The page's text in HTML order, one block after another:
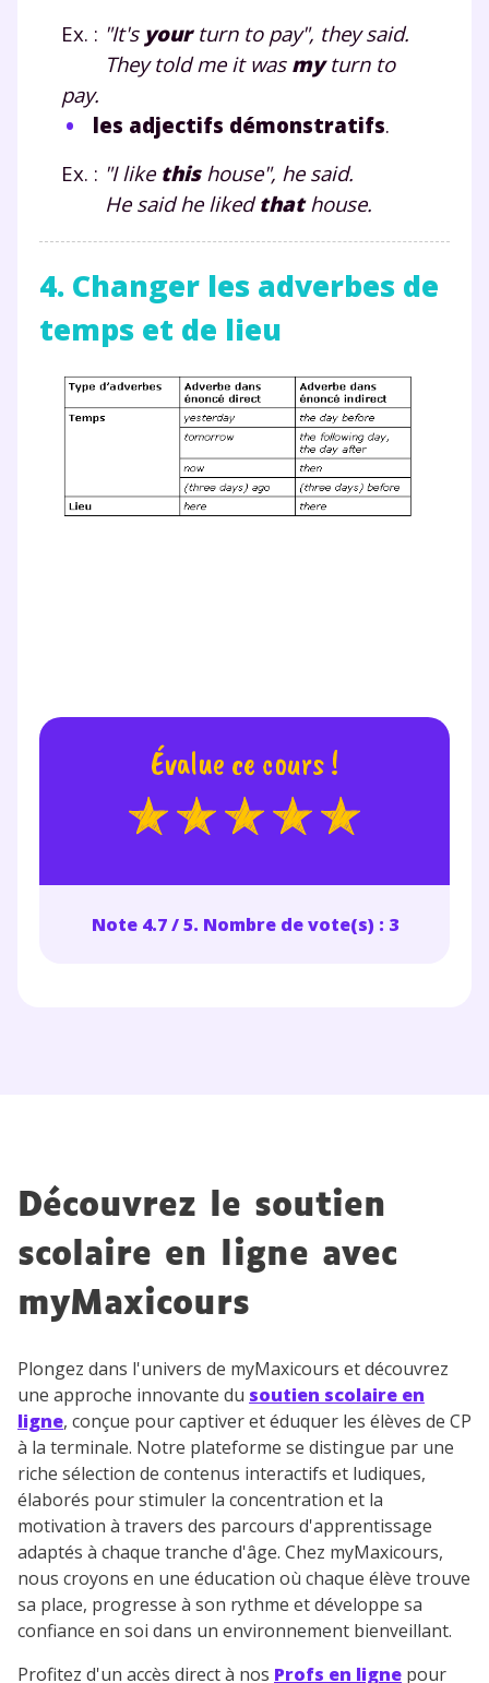
Ex. : "It's yourturn to pay", they said.
They told me it was myturn to
pay.
les adjectifs démonstratifs.
Ex. : "I like thishouse", he said.
He said he likedthathouse.
4. Changer les adverbes de
temps et de lieu
Évalue ce cours !
Note 4.7 / 5. Nombre de vote(s) : 3
Découvrez le soutien
scolaire en ligne avec
myMaxicours
Plongez dans l'univers de myMaxicours et découvrez
une approche innovante du soutien scolaire en
ligne, conçue pour captiver et éduquer les élèves de CP
à la terminale. Notre plateforme se distingue par une
riche sélection de contenus interactifs et ludiques,
élaborés pour stimuler la concentration et la
motivation à travers des parcours d'apprentissage
adaptés à chaque tranche d'âge. Chez myMaxicours,
nous croyons en une éducation où chaque élève trouve
sa place, progresse à son rythme et développe sa
confiance en soi dans un environnement bienveillant.
Profitez d'un accès direct à nos Profs en ligne pour
Fiches de cours et vidéos ,exercices
corrigés,podcasts de révisions
Unespace dédié aux parents pour
suivre les progrès
Tout le programme scolaire du CP à
Des profs expérimentés disponibles
à la demande par tchat, audio ou
* Votre code d'accès sera envoyé à cette adresse e-mail. En
renseignant votre e-mail, vous consentez à ce que vos
données à caractère personnel soient traitées par SEJER, sous
la marque myMaxicours, afin que SEJER puisse vous donner
accès au service de soutien scolaire pendant 24h. Pour en
savoir plus sur la gestion de vos données personnelles et
vous envoyer notre newsletter. Vous pourrez vous
désinscrire à tout moment, à travers le lien de
désinscription présent dans chaque newsletter. Pour
personnelles et pour exercer vos droits, vous pouvez
notre charte